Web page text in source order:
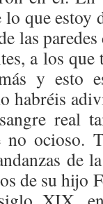
lo que
las
a los que
y esto
habréis
real
no ocioso.
de
de su hijo